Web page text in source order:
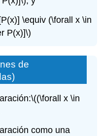
\equiv (\forall x \in
P(x)]\)
de
\((\forall x \in
como una